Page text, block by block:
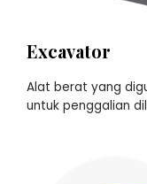
Excavator
Alat berat yang
untuk penggalian